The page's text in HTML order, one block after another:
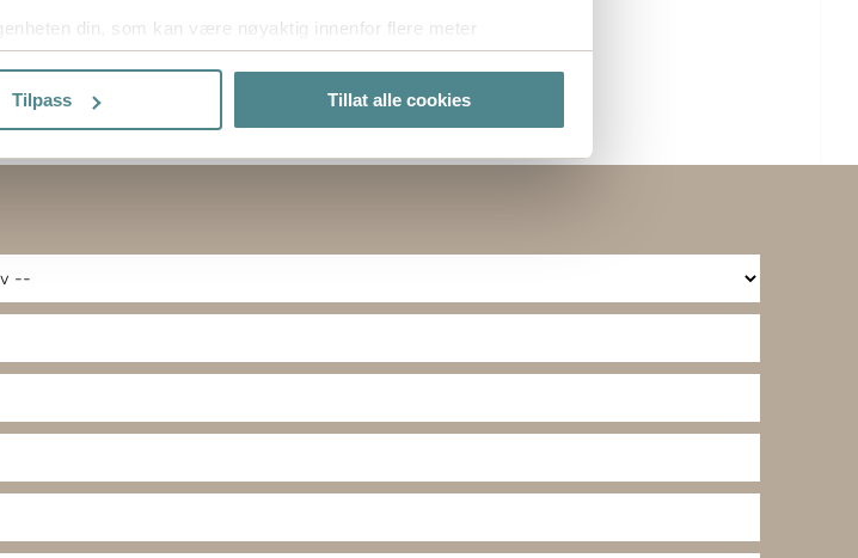
din, som kan være nøyaktig innenfor flere meter
for bestemte karakteristikker (fingeravtrykk)
data behandles og hvordan du kan velge hvordan de skal brukes.
Tilpass Tillat alle cookies